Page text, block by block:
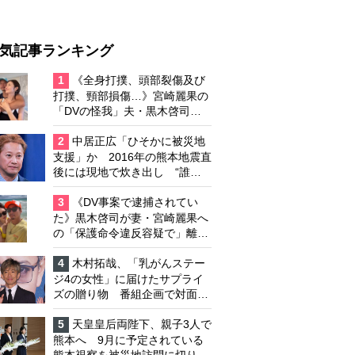
記事ランキング
1
《全身打撲、頭部裂傷及び
打撲、頸部損傷…》宮崎麗果の
「DVの怪我」夫・黒木啓司の
逮捕で始まる「夫婦の闘争」
2
中居正広「ひそかに被災地
支援」か 2016年の熊本地震直
後には現地で炊き出し “誰に
も知られなくて良い”と、むし
ろ強まる福祉活動への思い
3
《DV事案で逮捕されてい
た》黒木啓司が妻・宮崎麗果へ
の「保護命令違反容疑で」離婚
協議は「第二ステージ」へ
4
木村拓哉、「乳がんステー
ジ4の女性」に届けたサプライ
ズの贈り物 番組企画で対面し
たファンが、夢と希望を与える
心遣いに「うれしくて号泣しま
した」
5
天皇皇后両陛下、親子3人で
熊本へ 9月に予定されている